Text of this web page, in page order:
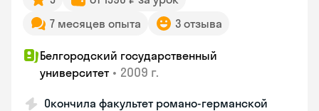
7 месяцев опыта
3 отзыва
Белгородский государственный
университет • 2009 г.
Окончила факультет романо-германской